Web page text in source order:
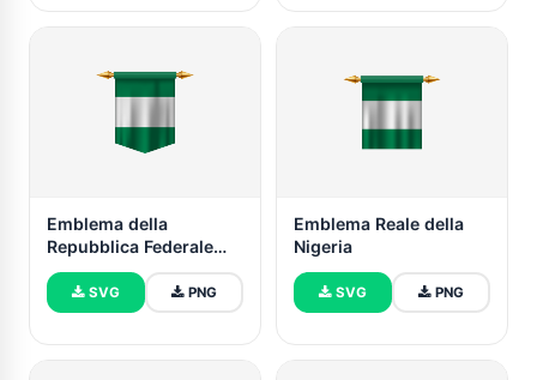
Emblema della
Repubblica Federale
della Nigeria
SVG PNG
Emblema Reale della
Nigeria
SVG PNG